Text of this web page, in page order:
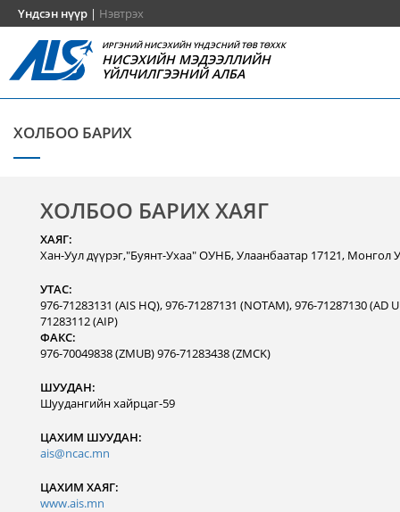
Үндсэн нүүр | Нэвтрэх
ИРГЭНИЙ НИСЭХИЙН ҮНДЭСНИЙ ТӨВ ТӨХХК
НИСЭХИЙН МЭДЭЭЛЛИЙН
ҮЙЛЧИЛГЭЭНИЙ АЛБА
ХОЛБОО БАРИХ
ХОЛБОО БАРИХ ХАЯГ
ХАЯГ:
Хан-Уул дүүрэг,"Буянт-Ухаа" ОУНБ, Улаанбаатар 17121, Монгол
УТАС:
976-71283131 (AIS HQ), 976-71287131 (NOTAM), 976-71287130 (AD
71283112 (AIP)
ФАКС:
976-70049838 (ZMUB) 976-71283438 (ZMCK)
ШУУДАН:
Шуудангийн хайрцаг-59
ЦАХИМ ШУУДАН:
ais@ncac.mn
ЦАХИМ ХАЯГ:
www.ais.mn